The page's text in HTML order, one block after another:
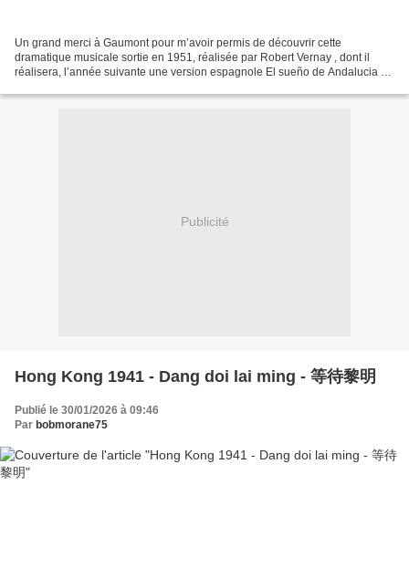
Un grand merci à Gaumont pour m’avoir permis de découvrir cette
dramatique musicale sortie en 1951, réalisée par Robert Vernay , dont il
réalisera, l’année suivante une version espagnole El sueño de Andalucia en
Publicité
Hong Kong 1941 - Dang doi lai ming - 等待黎明
Publié le 30/01/2026 à 09:46
Par bobmorane75